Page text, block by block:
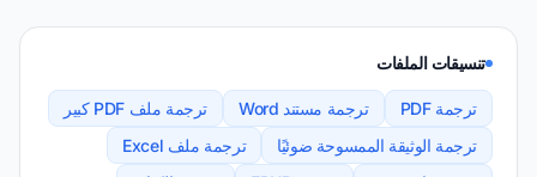
تنسيقات الملفات
ترجمة PDF ترجمة مستند Word
ترجمة ملف PDF كبير
ترجمة الوثيقة الممسوحة ضوئيًا
ترجمة ملف Excel